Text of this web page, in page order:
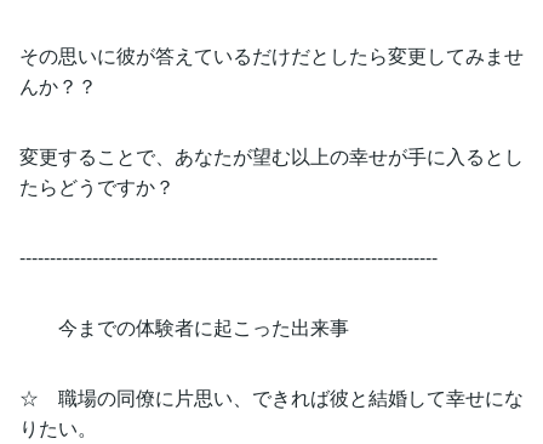
その思いに彼が答えているだけだとしたら変更してみませ
んか？？
変更することで、あなたが望む以上の幸せが手に入るとし
たらどうですか？
---------------------------------------------------------------------
今までの体験者に起こった出来事
☆ 職場の同僚に片思い、できれば彼と結婚して幸せにな
りたい。